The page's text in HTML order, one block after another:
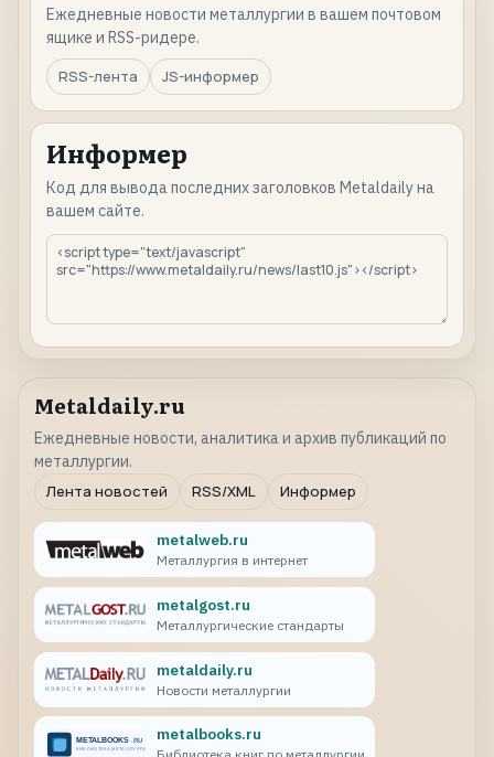
Ежедневные новости металлургии в вашем почтовом
ящике и RSS-ридере.
RSS-лента
JS-информер
Информер
Код для вывода последних заголовков Metaldaily на
вашем сайте.
Metaldaily.ru
Ежедневные новости, аналитика и архив публикаций по
металлургии.
Лента новостей
RSS/XML Информер
metalweb.ru
Металлургия в интернет
metalgost.ru
Металлургические стандарты
metaldaily.ru
Новости металлургии
metalbooks.ru